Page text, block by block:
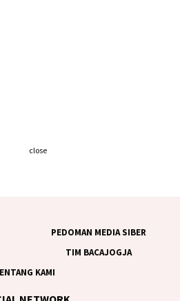
PEDOMAN MEDIA SIBER
TIM BACAJOGJA
KAMI
close